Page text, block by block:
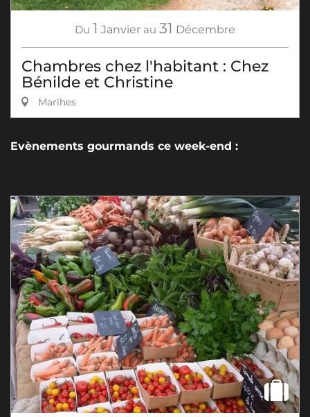
Du 1 Janvier au 31 Décembre
Chambres chez l'habitant : Chez
Bénilde et Christine
Marlhes
Evènements gourmands ce week-end :